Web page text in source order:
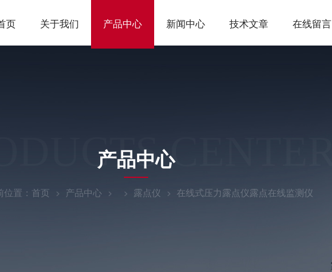
页 关于我们 产品中心 新闻中心 技术文章 在线留言
CENTER
产品中心
位置： 首页 产品中心 露点仪 在线式压力露点仪露点在线监测仪